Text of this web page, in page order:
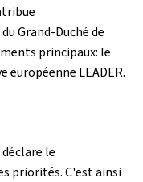
du Grand-Duché de
principaux: le
LEADER.
le
priorités. C'est ainsi